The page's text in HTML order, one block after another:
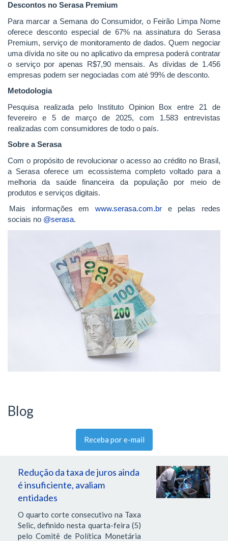
Descontos no Serasa Premium
Para marcar a Semana do Consumidor, o Feirão Limpa Nome
oferece desconto especial de 67% na assinatura do Serasa
Premium, serviço de monitoramento de dados. Quem negociar
uma dívida no site ou no aplicativo da empresa poderá contratar
o serviço por apenas R$7,90 mensais. As dívidas de 1.456
empresas podem ser negociadas com até 99% de desconto.
Metodologia
Pesquisa realizada pelo Instituto Opinion Box entre 21 de
fevereiro e 5 de março de 2025, com 1.583 entrevistas
realizadas com consumidores de todo o país.
Sobre a Serasa
Com o propósito de revolucionar o acesso ao crédito no Brasil,
a Serasa oferece um ecossistema completo voltado para a
melhoria da saúde financeira da população por meio de
produtos e serviços digitais.
Mais informações em www.serasa.com.br e pelas redes
sociais no @serasa.
Blog
Receba por e-mail
Redução da taxa de juros ainda
é insuficiente, avaliam
entidades
O quarto corte consecutivo na Taxa
Selic, definido nesta quarta-feira (5)
pelo Comitê de Política Monetária